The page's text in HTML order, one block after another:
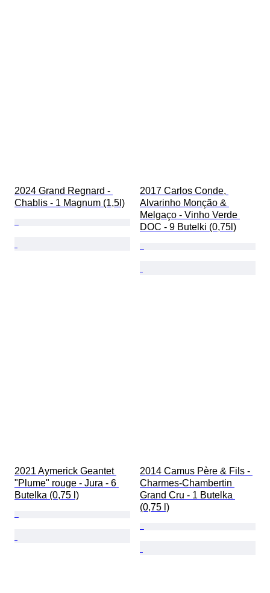
2024 Grand Regnard -
Chablis - 1 Magnum (1,5l)
2017 Carlos Conde,
Alvarinho Monção &
Melgaço - Vinho Verde
DOC - 9 Butelki (0,75l)
2021 Aymerick Geantet
"Plume" rouge - Jura - 6
Butelka (0,75 l)
2014 Camus Père & Fils -
Charmes-Chambertin
Grand Cru - 1 Butelka
(0,75 l)